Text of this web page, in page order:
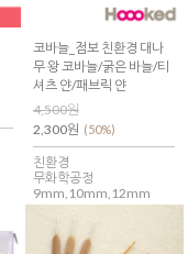
코바늘_점보 친환경 대나
무 왕 코바늘/굵은 바늘/티
셔츠 얀/패브릭 얀
4,500원
2,300원 (50%)
친환경
무화학공정
9mm,10mm,12mm